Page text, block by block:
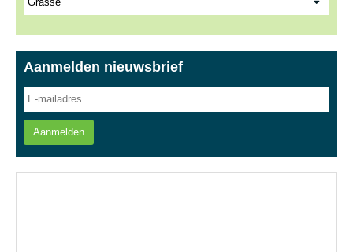
Aanmelden nieuwsbrief
Aanmelden